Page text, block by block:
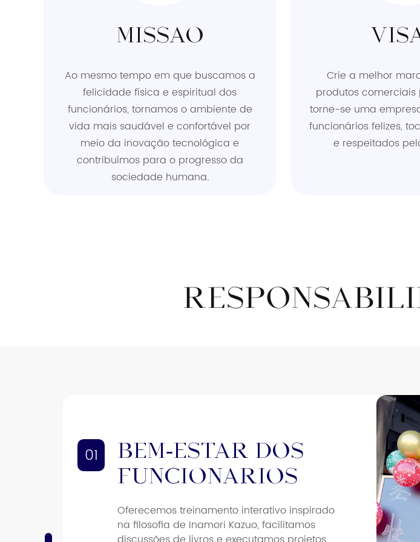
MISSÃO
Ao mesmo tempo em que buscamos a
felicidade física e espiritual dos
funcionários, tornamos o ambiente de
vida mais saudável e confortável por
meio da inovação tecnológica e
contribuímos para o progresso da
sociedade humana.
Crie a melhor
produtos
torne-se uma
funcionários felizes,
e respeitados
01
Bem-estar dos
funcionários
Oferecemos treinamento interativo inspirado
na filosofia de Inamori Kazuo, facilitamos